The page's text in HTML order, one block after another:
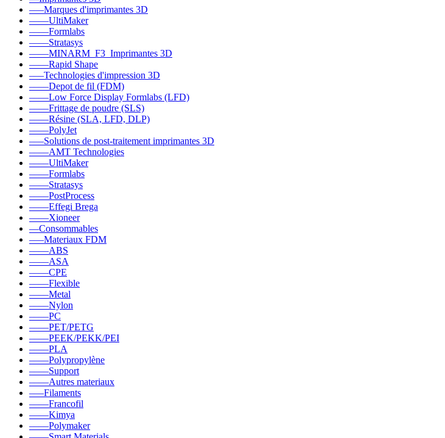
–––Marques d'imprimantes 3D
––––UltiMaker
––––Formlabs
––––Stratasys
––––MINARM_F3_Imprimantes 3D
––––Rapid Shape
–––Technologies d'impression 3D
––––Depot de fil (FDM)
––––Low Force Display Formlabs (LFD)
––––Frittage de poudre (SLS)
––––Résine (SLA, LFD, DLP)
––––PolyJet
–––Solutions de post-traitement imprimantes 3D
––––AMT Technologies
––––UltiMaker
––––Formlabs
––––Stratasys
––––PostProcess
––––Effegi Brega
––––Xioneer
––Consommables
–––Materiaux FDM
––––ABS
––––ASA
––––CPE
––––Flexible
––––Metal
––––Nylon
––––PC
––––PET/PETG
––––PEEK/PEKK/PEI
––––PLA
––––Polypropylène
––––Support
––––Autres materiaux
–––Filaments
––––Francofil
––––Kimya
––––Polymaker